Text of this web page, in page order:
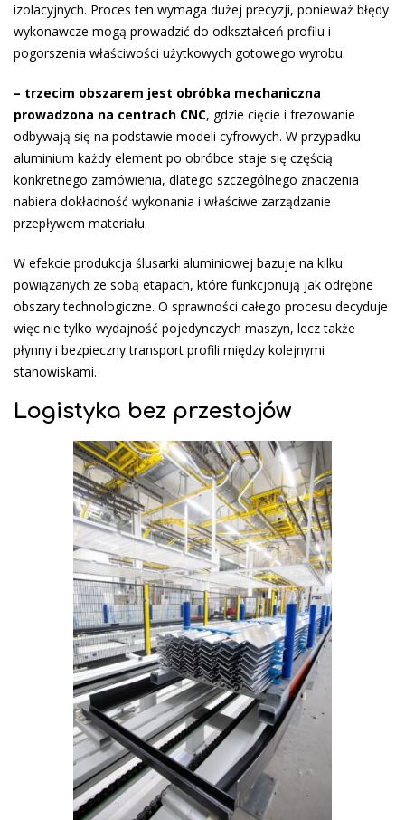
izolacyjnych. Proces ten wymaga dużej precyzji, ponieważ błędy
wykonawcze mogą prowadzić do odkształceń profilu i
pogorszenia właściwości użytkowych gotowego wyrobu.
– trzecim obszarem jest obróbka mechaniczna
prowadzona na centrach CNC, gdzie cięcie i frezowanie
odbywają się na podstawie modeli cyfrowych. W przypadku
aluminium każdy element po obróbce staje się częścią
konkretnego zamówienia, dlatego szczególnego znaczenia
nabiera dokładność wykonania i właściwe zarządzanie
przepływem materiału.
W efekcie produkcja ślusarki aluminiowej bazuje na kilku
powiązanych ze sobą etapach, które funkcjonują jak odrębne
obszary technologiczne. O sprawności całego procesu decyduje
więc nie tylko wydajność pojedynczych maszyn, lecz także
płynny i bezpieczny transport profili między kolejnymi
stanowiskami.
Logistyka bez przestojów